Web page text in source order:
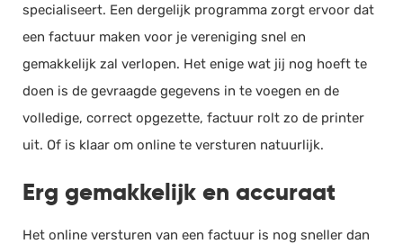
specialiseert. Een dergelijk programma zorgt ervoor dat
een factuur maken voor je vereniging snel en
gemakkelijk zal verlopen. Het enige wat jij nog hoeft te
doen is de gevraagde gegevens in te voegen en de
volledige, correct opgezette, factuur rolt zo de printer
uit. Of is klaar om online te versturen natuurlijk.
Erg gemakkelijk en accuraat
Het online versturen van een factuur is nog sneller dan